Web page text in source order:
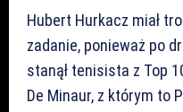
Hubert Hurkacz miał
zadanie, ponieważ po
stanął tenisista z Top
De Minaur, z którym to